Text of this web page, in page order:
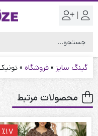
|
گینگ سایز »فروشگاه »
محصولات مرتبط
٪17